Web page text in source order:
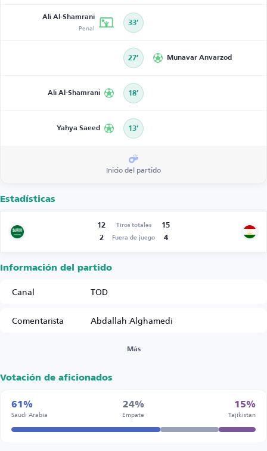
Ali Al-Shamrani
Penal 33’
27’ Munavar Anvarzod
Ali Al-Shamrani 18’
Yahya Saeed 13’
Inicio del partido
Estadísticas
12 Tiros totales
15
2
Fuera de juego 4
Información del partido
Canal
TOD
Comentarista
Abdallah Alghamedi
Más
Votación de aficionados
61%
Saudi Arabia
24%
Empate
15%
Tajikistan